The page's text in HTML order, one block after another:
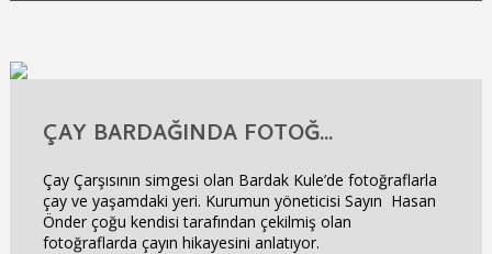
ÇAY BARDAĞINDA FOTOĞ...
Çay Çarşısının simgesi olan Bardak Kule’de fotoğraflarla
çay ve yaşamdaki yeri. Kurumun yöneticisi Sayın Hasan
Önder çoğu kendisi tarafından çekilmiş olan
fotoğraflarda çayın hikayesini anlatıyor.